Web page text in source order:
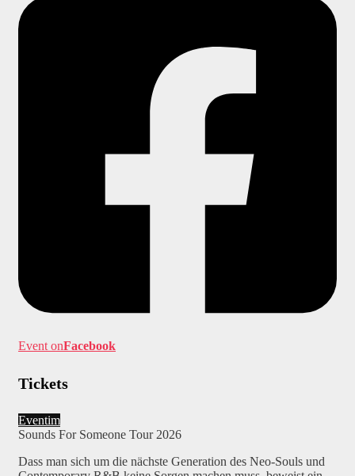
Event onFacebook
Tickets
Eventim
Sounds For Someone Tour 2026
Dass man sich um die nächste Generation des Neo-Souls und